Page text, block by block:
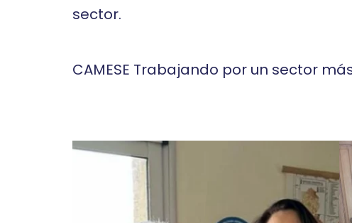
sector.
CAMESE Trabajando por un sector